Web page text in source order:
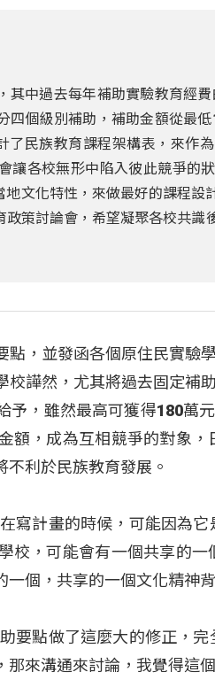
其中過去每年補助實驗教育經
四個級別補助，補助金額從最
民族教育課程架構表，來作
讓各校無形中陷入彼此競爭的
文化特性，來做最好的課程設
策討論會，希望凝聚各校共識
，並發函各個原住民實驗
譁然，尤其將過去固定補
予，雖然最高可獲得180萬
額，成為互相競爭的對象
利於民族教育發展。
寫計畫的時候，可能因為
校，可能會有一個共享的
個，共享的一個文化精神背
要點做了這麼大的修正，
來溝通來討論，我覺得這個